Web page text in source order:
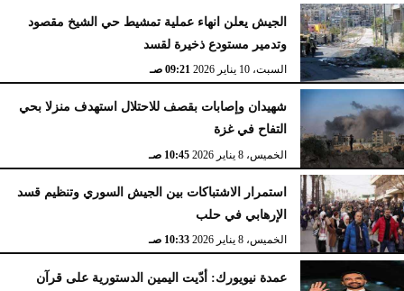
الجيش يعلن انهاء عملية تمشيط حي الشيخ مقصود
وتدمير مستودع ذخيرة لقسد
السبت، 10 يناير 2026 09:21 صـ
شهيدان وإصابات بقصف للاحتلال استهدف منزلا بحي
التفاح في غزة
الخميس، 8 يناير 2026 10:45 صـ
استمرار الاشتباكات بين الجيش السوري وتنظيم قسد
الإرهابي في حلب
الخميس، 8 يناير 2026 10:33 صـ
عمدة نيويورك: أدّيت اليمين الدستورية على قرآن